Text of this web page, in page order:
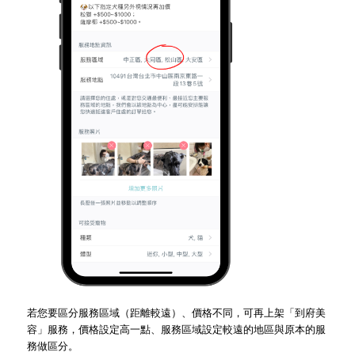
若您要區分服務區域（距離較遠）、價格不同，可再上架「到府美
容」服務，價格設定高一點、服務區域設定較遠的地區與原本的服
務做區分。